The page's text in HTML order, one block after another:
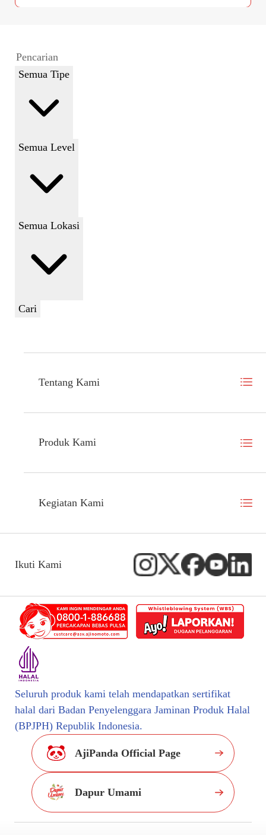
Semua Tipe
Semua Level
Semua Lokasi
Cari
Tentang Kami
Produk Kami
Kegiatan Kami
Ikuti Kami
Seluruh produk kami telah mendapatkan sertifikat
halal dari Badan Penyelenggara Jaminan Produk Halal
(BPJPH) Republik Indonesia.
AjiPanda Official Page
Dapur Umami